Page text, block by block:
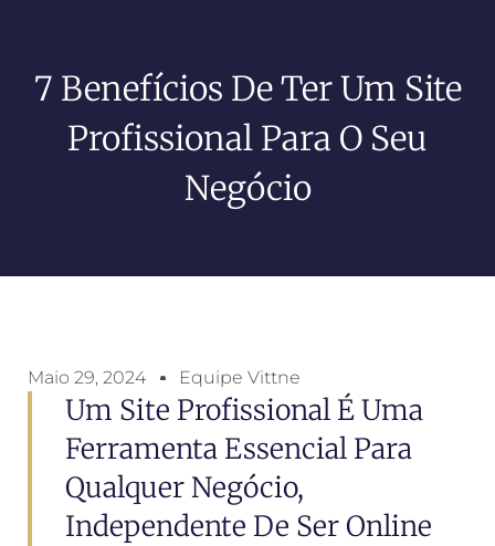
7 Benefícios De Ter Um Site
Profissional Para O Seu
Negócio
Maio 29, 2024 Equipe Vittne
Um Site Profissional É Uma
Ferramenta Essencial Para
Qualquer Negócio,
Independente De Ser Online